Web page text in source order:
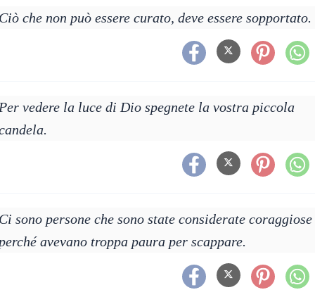
che non può essere curato, deve essere sopportato.
vedere la luce di Dio spegnete la vostra piccola
sono persone che sono state considerate coraggiose
avevano troppa paura per scappare.